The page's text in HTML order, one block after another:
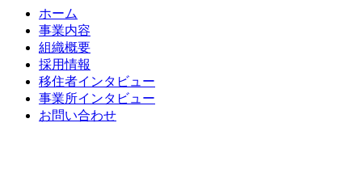
ホーム
事業内容
組織概要
採用情報
移住者インタビュー
事業所インタビュー
お問い合わせ